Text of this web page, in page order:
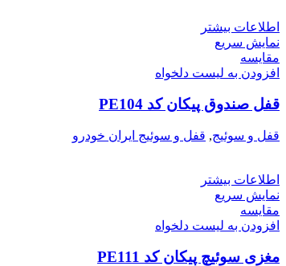
اطلاعات بیشتر
نمایش سریع
مقایسه
افزودن به لیست دلخواه
قفل صندوق پیکان کد PE104
قفل و سوئیج, قفل و سوئیج ایران خودرو
اطلاعات بیشتر
نمایش سریع
مقایسه
افزودن به لیست دلخواه
مغزی سوئیچ پیکان کد PE111